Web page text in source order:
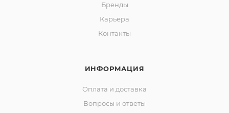
Бренды
Карьера
Контакты
ИНФОРМАЦИЯ
Оплата и доставка
Вопросы и ответы